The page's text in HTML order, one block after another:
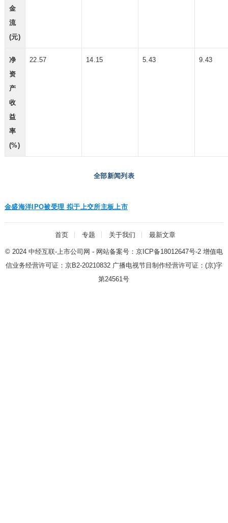
金
流
(元)
净
资
产
收
益
率
(%)
22.57 14.15 5.43 9.43
全部新闻列表
金盛海洋IPO被受理 拟于上交所主板上市
首页 专题 关于我们 最新文章
© 2024 中经互联-上市公司网 - 网站备案号： 京ICP备18012647号-2增值电
信业务经营许可证： 京B2-20210832广播电视节目制作经营许可证： (京)字
第24561号